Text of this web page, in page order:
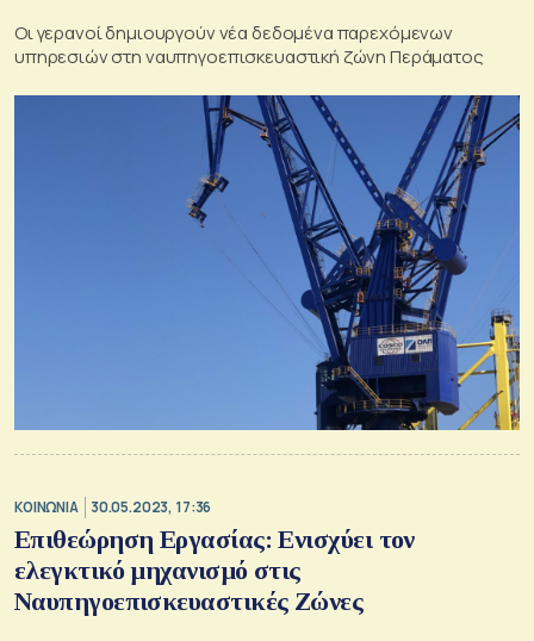
Οι γερανοί δημιουργούν νέα δεδομένα παρεχόμενων
υπηρεσιών στη ναυπηγοεπισκευαστική ζώνη Περάματος
ΚΟΙΝΩΝΙΑ 30.05.2023, 17:36
Επιθεώρηση Εργασίας: Ενισχύει τον
ελεγκτικό μηχανισμό στις
Ναυπηγοεπισκευαστικές Ζώνες